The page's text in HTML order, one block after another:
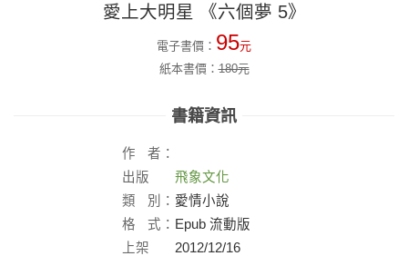
愛上大明星 《六個夢 5》
電子書價： 95元
紙本書價：180元
書籍資訊
作
者：
出版
社：
飛象文化
類
別： 愛情小說
格
式： Epub 流動版
上架
2012/12/16